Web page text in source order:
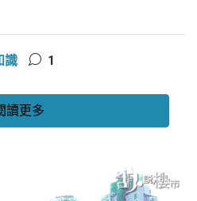
識 1
讀更多